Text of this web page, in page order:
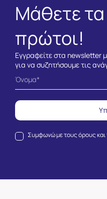
Μάθετε τα
πρώτοι!
Εγγραφείτε στα newsletter
για να συζητήσουμε τις
Συμφωνώ με τουςόρους